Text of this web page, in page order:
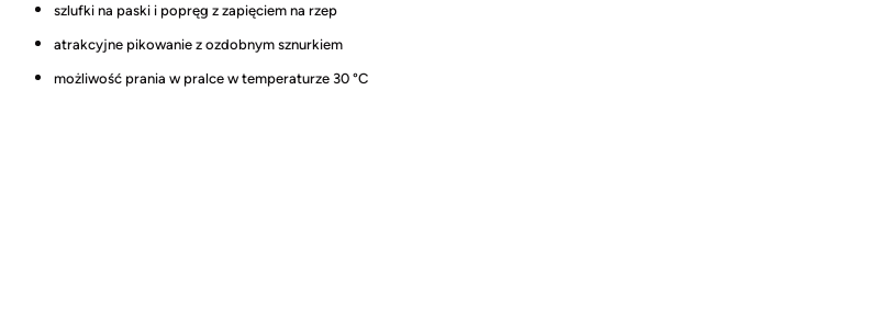
szlufki na paski i popręg z zapięciem na rzep
atrakcyjne pikowanie z ozdobnym sznurkiem
możliwość prania w pralce w temperaturze 30 °C